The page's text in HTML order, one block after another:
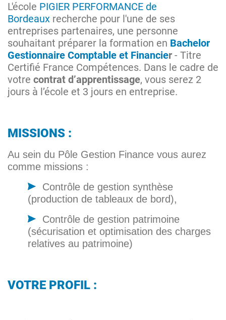
L'école PIGIER PERFORMANCE de
Bordeaux recherche pour l'une de ses
entreprises partenaires, une personne
souhaitant préparer la formation en Bachelor
Gestionnaire Comptable et Financier - Titre
Certifié France Compétences. Dans le cadre de
votre contrat d’apprentissage, vous serez 2
jours à l’école et 3 jours en entreprise.
MISSIONS :
Au sein du Pôle Gestion Finance vous aurez
comme missions :
Contrôle de gestion synthèse
(production de tableaux de bord),
Contrôle de gestion patrimoine
(sécurisation et optimisation des charges
relatives au patrimoine)
VOTRE PROFIL :